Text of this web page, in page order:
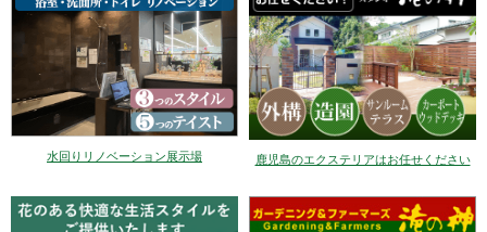
水回りリノベーション展示場 鹿児島のエクステリアはお任せください